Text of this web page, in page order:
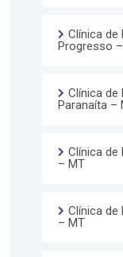
Clínica de
Progresso
Clínica de
Paranaíta –
Clínica de
– MT
Clínica de
– MT